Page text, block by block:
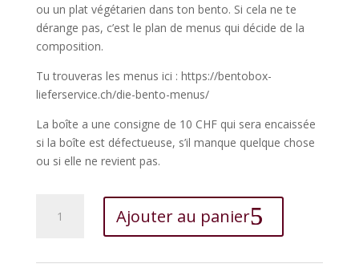
ou un plat végétarien dans ton bento. Si cela ne te
dérange pas, c’est le plan de menus qui décide de la
composition.
Tu trouveras les menus ici : https://bentobox-
lieferservice.ch/die-bento-menus/
La boîte a une consigne de 10 CHF qui sera encaissée
si la boîte est défectueuse, s’il manque quelque chose
ou si elle ne revient pas.
L'abonnement
Ajouter au panier